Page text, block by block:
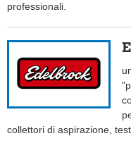
professionali.
collettori di aspirazione,